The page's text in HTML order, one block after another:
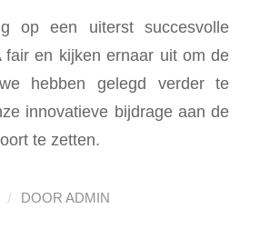
op een uiterst succesvolle
fair en kijken ernaar uit om de
hebben gelegd verder te
innovatieve bijdrage aan de
te zetten.
/ DOOR ADMIN